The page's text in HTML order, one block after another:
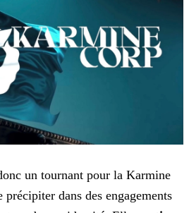
un tournant pour la Karmine
dans des engagements